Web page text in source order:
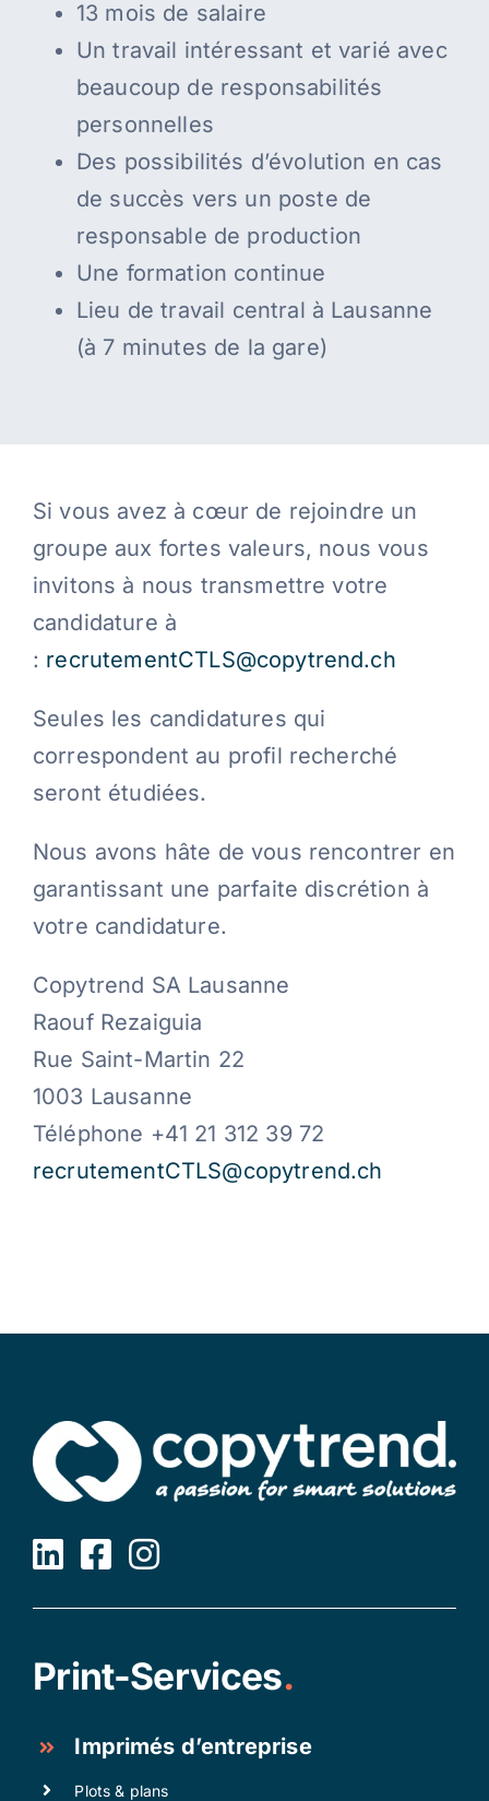
13 mois de salaire
Un travail intéressant et varié avec
beaucoup de responsabilités
personnelles
Des possibilités d’évolution en cas
de succès vers un poste de
responsable de production
Une formation continue
Lieu de travail central à Lausanne
(à 7 minutes de la gare)
Si vous avez à cœur de rejoindre un
groupe aux fortes valeurs, nous vous
invitons à nous transmettre votre
candidature à
: recrutementCTLS@copytrend.ch
Seules les candidatures qui
correspondent au profil recherché
seront étudiées.
Nous avons hâte de vous rencontrer en
garantissant une parfaite discrétion à
votre candidature.
Copytrend SA Lausanne
Raouf Rezaiguia
Rue Saint-Martin 22
1003 Lausanne
Téléphone +41 21 312 39 72
recrutementCTLS@copytrend.ch
Print-Services.
Imprimés d’entreprise
Plots & plans